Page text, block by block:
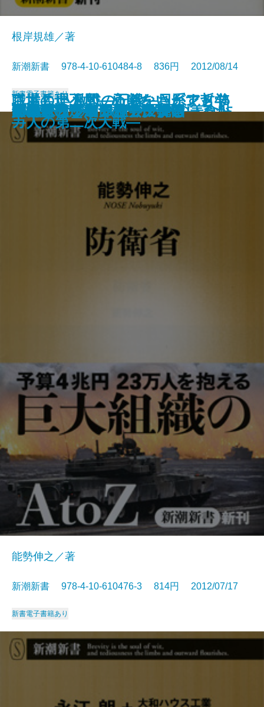
ピカソは本当に偉いのか？
続・暴力団
外資系の流儀
犯罪者はどこに目をつけているか
職場の理不尽―めげないヒント45
―
日本農業への正しい絶望法
検察―破綻した捜査モデル―
現代仏教論
精神論ぬきの電力入門
ホテルオークラ 総料理長の美食帖
根岸規雄／著
新潮新書 978-4-10-610484-8 836円 2012/08/14
新書電子書籍あり
防衛省
能勢伸之／著
新潮新書 978-4-10-610476-3 814円 2012/07/17
新書電子書籍あり
いい家は「細部」で決まる
さもしい人間―正義をさがす哲学
―
二世兵士 激戦の記録―日系アメリ
カ人の第二次大戦―
反ポピュリズム論
「地球のからくり」に挑む
オーディション社会 韓国
「新型うつ病」のデタラメ
財務省
55歳からのフルマラソン